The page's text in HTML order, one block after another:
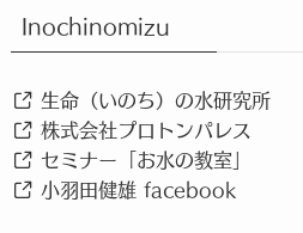
Inochinomizu
生命（いのち）の水研究所
株式会社プロトンパレス
セミナー「お水の教室」
小羽田健雄 facebook